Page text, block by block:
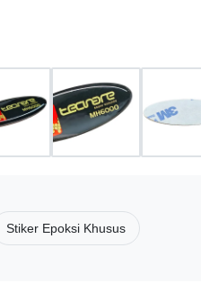
Stiker Epoksi Khusus